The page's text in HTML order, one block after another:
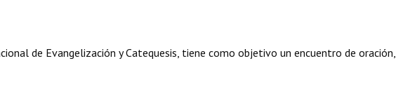
de Evangelización y Catequesis, tiene como objetivo un encuentro de oración,